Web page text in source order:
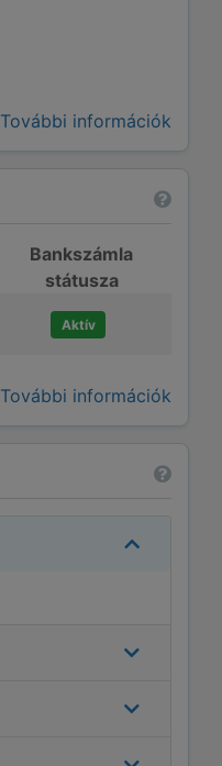
További információk
Bankszámla
státusza
Aktív
További információk